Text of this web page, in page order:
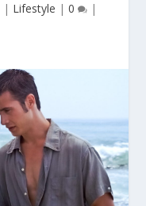
| Lifestyle | 0 |